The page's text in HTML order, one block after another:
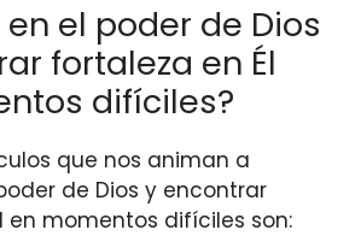
el poder de Dios
fortaleza en Él
difíciles?
que nos animan a
de Dios y encontrar
en momentos difíciles son: